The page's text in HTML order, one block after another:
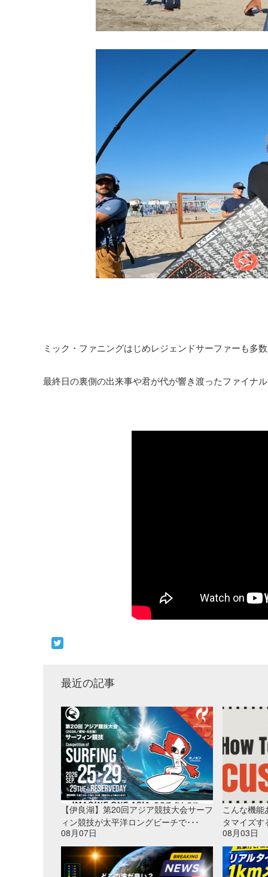
ミック・ファニングはじめレジェンドサーファーも多
最終日の裏側の出来事や君が代が響き渡ったファイナ
最近の記事
【伊良湖】第20回アジア競技大会サーフ
ィン競技が太平洋ロングビーチで･･･
08月07日
こんな機能
タマイズす
08月03日